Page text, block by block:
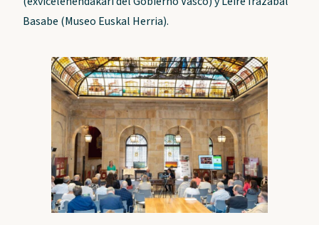
Basabe (Museo Euskal Herria).